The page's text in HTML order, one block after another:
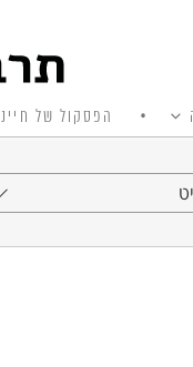
הפסקול של חיינו